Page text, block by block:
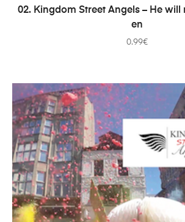
ADICIONAR
02. Kingdom Street Angels – He
en
0.99€